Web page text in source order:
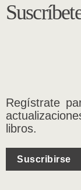
Regístrate
libros.
Suscribirse